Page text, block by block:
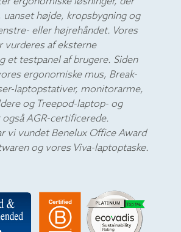
uanset højde, kropsbygning og
eller højrehåndet. Vores
vurderes af eksterne
et testpanel af brugere. Siden
ergonomiske mus, Break-
laptopstativer, monitorarme,
og Treepod-laptop- og
AGR-certificerede.
vi vundet Benelux Office Award
og vores Viva-laptoptaske.